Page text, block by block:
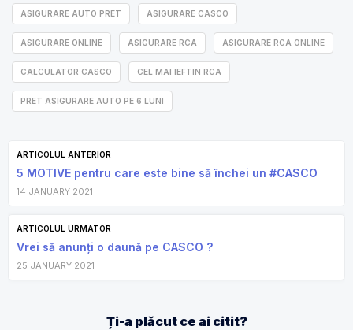
ASIGURARE AUTO PRET ASIGURARE CASCO
ASIGURARE ONLINE ASIGURARE RCA ASIGURARE RCA ONLINE
CALCULATOR CASCO CEL MAI IEFTIN RCA
PRET ASIGURARE AUTO PE 6 LUNI
ARTICOLUL ANTERIOR
5 MOTIVE pentru care este bine să închei un #CASCO
14 JANUARY 2021
ARTICOLUL URMATOR
Vrei să anunți o daună pe CASCO ?
25 JANUARY 2021
Ți-a plăcut ce ai citit?